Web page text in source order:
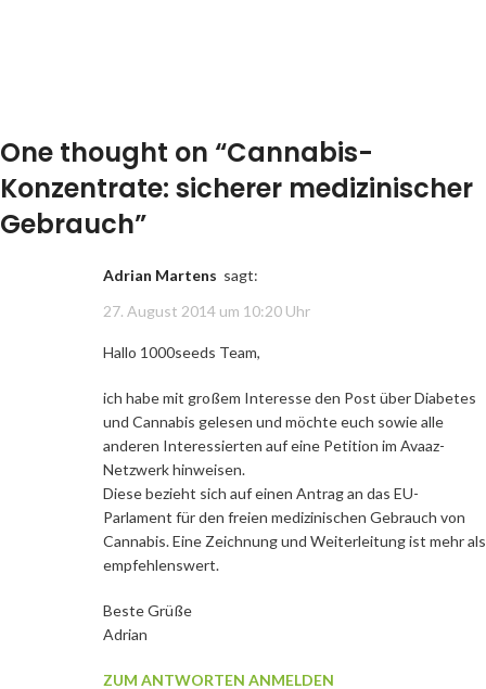
One thought on “Cannabis-
Konzentrate: sicherer medizinischer
Gebrauch”
Adrian Martens sagt:
27. August 2014 um 10:20 Uhr
Hallo 1000seeds Team,
ich habe mit großem Interesse den Post über Diabetes
und Cannabis gelesen und möchte euch sowie alle
anderen Interessierten auf eine Petition im Avaaz-
Netzwerk hinweisen.
Diese bezieht sich auf einen Antrag an das EU-
Parlament für den freien medizinischen Gebrauch von
Cannabis. Eine Zeichnung und Weiterleitung ist mehr als
empfehlenswert.
Beste Grüße
Adrian
ZUM ANTWORTEN ANMELDEN